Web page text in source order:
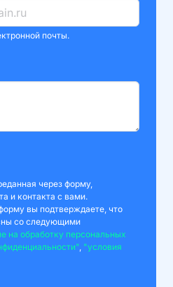
почты.
через форму,
и контакта с вами.
вы подтверждаете, что
со следующими
на обработку персональных
"условия